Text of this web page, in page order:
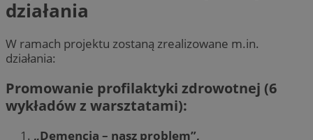
działania
W ramach projektu zostaną zrealizowane m.in.
działania:
Promowanie profilaktyki zdrowotnej (6
wykładów z warsztatami):
„Demencja – nasz problem”,